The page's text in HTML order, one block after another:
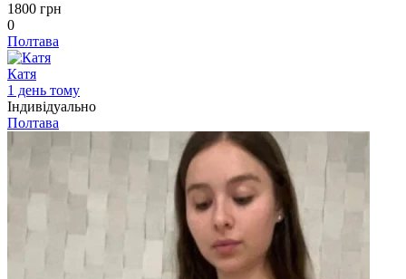
1800 грн
0
Полтава
Катя
1 день тому
Індивідуально
Полтава